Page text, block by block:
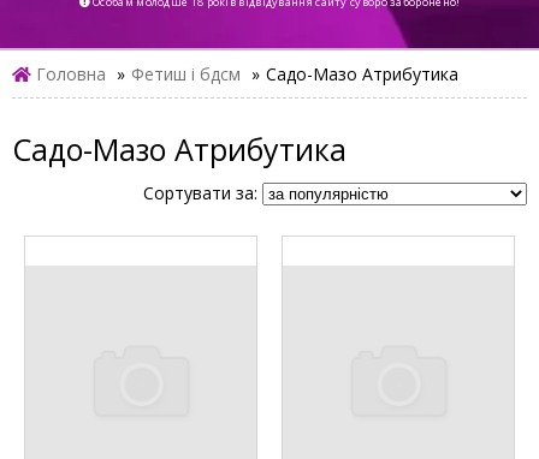
Головна » Фетиш і бдсм » Садо-Мазо Атрибутика
Садо-Мазо Атрибутика
Сортувати за: